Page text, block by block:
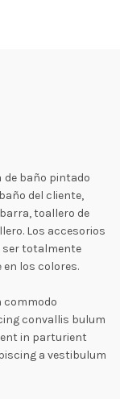
de baño pintado
del cliente,
toallero de
Los accesorios
ser totalmente
en los colores.
commodo
convallis bulum
in parturient
a vestibulum